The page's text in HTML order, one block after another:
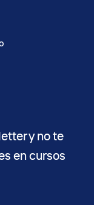
y no te
en cursos